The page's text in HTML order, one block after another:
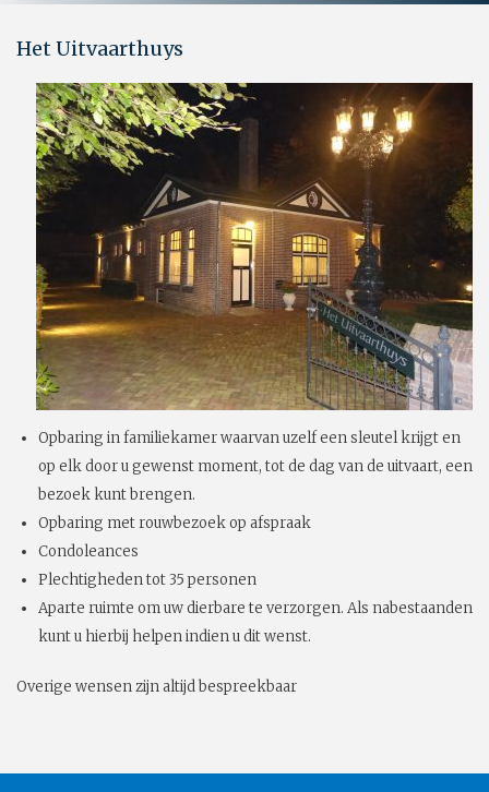
Het Uitvaarthuys
Opbaring in familiekamer waarvan uzelf een sleutel krijgt en
op elk door u gewenst moment, tot de dag van de uitvaart, een
bezoek kunt brengen.
Opbaring met rouwbezoek op afspraak
Condoleances
Plechtigheden tot 35 personen
Aparte ruimte om uw dierbare te verzorgen. Als nabestaanden
kunt u hierbij helpen indien u dit wenst.
Overige wensen zijn altijd bespreekbaar